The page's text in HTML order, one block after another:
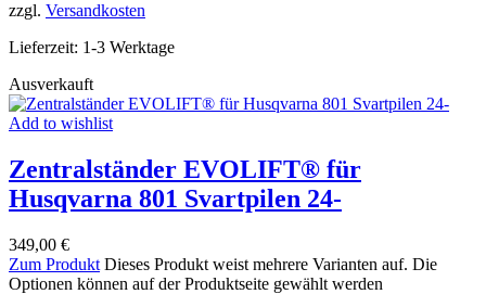
zzgl. Versandkosten
Lieferzeit: 1-3 Werktage
Ausverkauft
Add to wishlist
Zentralständer EVOLIFT® für
Husqvarna 801 Svartpilen 24-
349,00 €
Zum Produkt Dieses Produkt weist mehrere Varianten auf. Die
Optionen können auf der Produktseite gewählt werden